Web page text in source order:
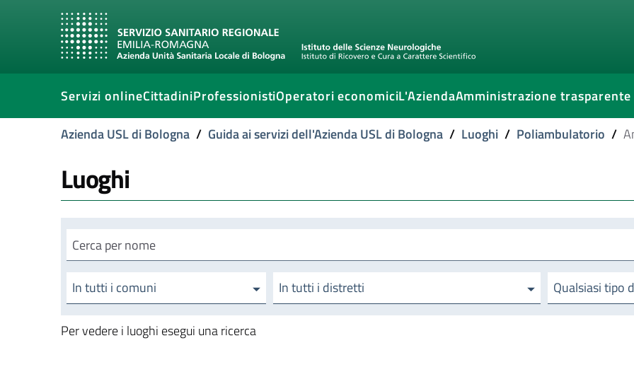
Servizi onlineCittadiniProfessionistiOperatori economiciL'AziendaAmministrazione trasparente
Azienda USL di Bologna / Guida ai servizi dell'Azienda USL di Bologna / Luoghi / Poliambulatorio /
Luoghi
Cerca luogo
In tutti i comuni In tutti i distretti Qualsiasi tipo
Per vedere i luoghi esegui una ricerca